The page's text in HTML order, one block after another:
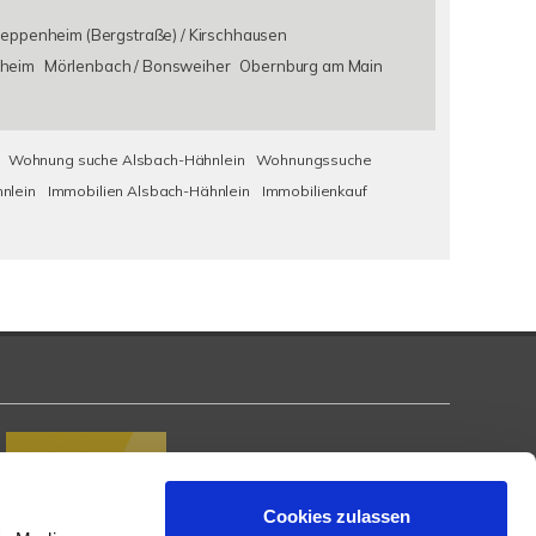
Cookies zulassen
(Bergstraße) / Kirschhausen
Mörlenbach / Bonsweiher Obernburg am Main
Wohnung suche Alsbach-Hähnlein
Wohnungssuche
Immobilien Alsbach-Hähnlein
Immobilienkauf